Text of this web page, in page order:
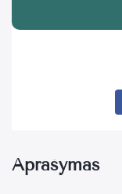
Aprašymas